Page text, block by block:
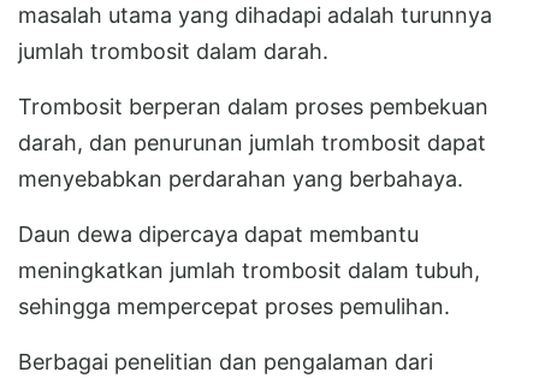
masalah utama yang dihadapi adalah turunnya
jumlah trombosit dalam darah.
Trombosit berperan dalam proses pembekuan
darah, dan penurunan jumlah trombosit dapat
menyebabkan perdarahan yang berbahaya.
Daun dewa dipercaya dapat membantu
meningkatkan jumlah trombosit dalam tubuh,
sehingga mempercepat proses pemulihan.
Berbagai penelitian dan pengalaman dari